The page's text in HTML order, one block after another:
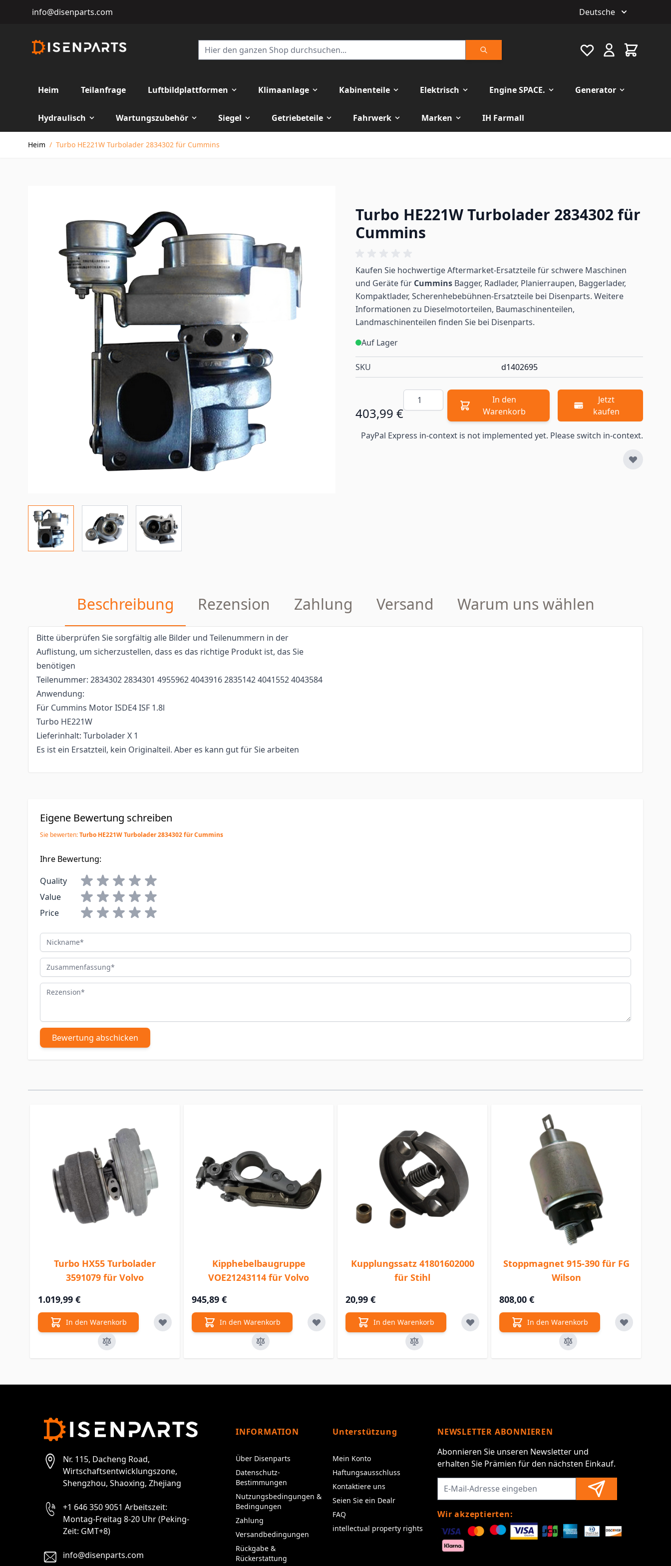
info@disenparts.com Deutsche
Suche
Favourite Warenkorb
Heim Teilanfrage Luftbildplattformen Klimaanlage Kabinenteile Elektrisch Engine SPACE. Generator
Hydraulisch Wartungszubehör Siegel Getriebeteile Fahrwerk Marken
IH Farmall
Heim / Turbo HE221W Turbolader 2834302 für Cummins
Turbo HE221W Turbolader 2834302 für
Cummins
Kaufen Sie hochwertige Aftermarket-Ersatzteile für schwere Maschinen
und Geräte für Cummins Bagger, Radlader, Planierraupen, Baggerlader,
Kompaktlader, Scherenhebebühnen-Ersatzteile bei Disenparts. Weitere
Informationen zu Dieselmotorteilen, Baumaschinenteilen,
Landmaschinenteilen finden Sie bei Disenparts.
Auf Lager
SKU d1402695
403,99 €
Menge
In den
Warenkorb
Jetzt
kaufen
PayPal Express in-context is not implemented yet. Please switch in-context.
Beschreibung Rezension Zahlung Versand Warum uns wählen
Bitte überprüfen Sie sorgfältig alle Bilder und Teilenummern in der
Auflistung, um sicherzustellen, dass es das richtige Produkt ist, das Sie
benötigen
Teilenummer: 2834302 2834301 4955962 4043916 2835142 4041552 4043584
Anwendung:
Für Cummins Motor ISDE4 ISF 1.8l
Turbo HE221W
Lieferinhalt: Turbolader X 1
Es ist ein Ersatzteil, kein Originalteil. Aber es kann gut für Sie arbeiten
Eigene Bewertung schreiben
Sie bewerten:Turbo HE221W Turbolader 2834302 für Cummins
Ihre Bewertung:
Quality
Value
Price
Nickname
Zusammenfassung
Rezension
Bewertung abschicken
Turbo HX55 Turbolader
3591079 für Volvo
1.019,99 €
In den Warenkorb
Kipphebelbaugruppe
VOE21243114 für Volvo
945,89 €
In den Warenkorb
Kupplungssatz 41801602000
für Stihl
20,99 €
In den Warenkorb
Stoppmagnet 915-390 für FG
Wilson
808,00 €
In den Warenkorb
Nr. 115, Dacheng Road,
Wirtschaftsentwicklungszone,
Shengzhou, Shaoxing, Zhejiang
+1 646 350 9051 Arbeitszeit:
Montag-Freitag 8-20 Uhr (Peking-
Zeit: GMT+8)
info@disenparts.com
INFORMATION
Über Disenparts
Datenschutz-
Bestimmungen
Nutzungsbedingungen &
Bedingungen
Zahlung
Versandbedingungen
Rückgabe &
Rückerstattung
Unterstützung
Mein Konto
Haftungsausschluss
Kontaktiere uns
Seien Sie ein Dealr
FAQ
intellectual property rights
NEWSLETTER ABONNIEREN
Abonnieren Sie unseren Newsletter und
erhalten Sie Prämien für den nächsten Einkauf.
Wir akzeptierten: